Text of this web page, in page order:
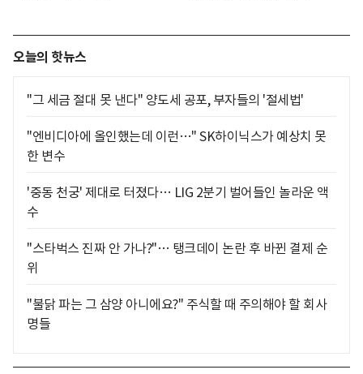
오늘의 핫뉴스
"그 세금 절대 못 낸다" 양도세 공포, 부자들의 '절세법'
"엔비디아에 올인했는데 이런…" SK하이닉스가 예상치 못
한 변수
'중동 천궁' 제대로 터졌다… LIG 2분기 벌어들인 놀라운 액
수
"스타벅스 진짜 안 가나?"… 탱크데이 논란 후 바뀐 결제 순
위
"불닭 파는 그 삼양 아니에요?" 주식할 때 주의해야 할 회사
명들